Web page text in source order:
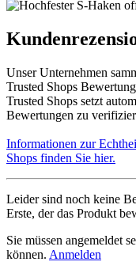
Unser Unternehmen
Trusted Shops
Trusted Shops setzt
Bewertungen zu
Informationen zur
Shops finden Sie hier.
Leider sind noch keine
Erste, der das Produkt
Sie müssen angemeldet
können. Anmelden